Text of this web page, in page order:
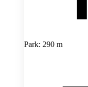
Park: 290 m